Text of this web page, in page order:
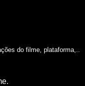
do filme, plataforma,..